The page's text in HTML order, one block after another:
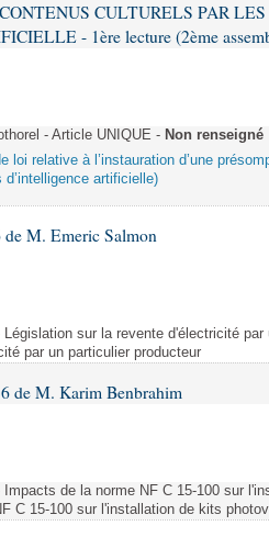
CULTURELS PAR LES
- 1ère lecture (2ème
- Article UNIQUE - Non renseigné
loi relative à l’instauration d’une
artificielle)
de M. Emeric Salmon
sur la revente d'électricité
par un particulier producteur
de M. Karim Benbrahim
Impacts de la norme NF C 15-100 sur
C 15-100 sur l'installation de kits